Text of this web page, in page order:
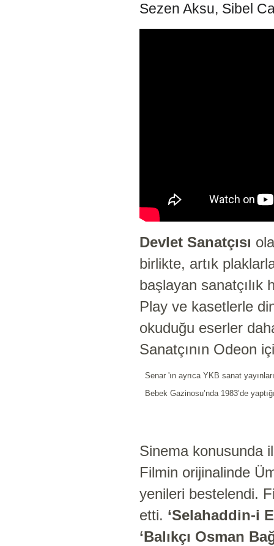
Sezen Aksu, Sibel
Devlet Sanatçısı
birlikte, artık
başlayan sanatçılık
Play ve kasetlerle
okuduğu eserler
Sanatçının Odeon
Senar 'ın ayrıca YKB sanat
Bebek Gazinosu’nda 1983’de
Sinema konusunda
Filmin orijinalinde
yenileri bestelendi.
etti. ‘Selahaddin-i
‘Balıkçı Osman